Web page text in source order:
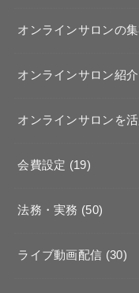
オンラインサロンの
オンラインサロン紹介
オンラインサロンを
会費設定 (19)
法務・実務 (50)
ライブ動画配信 (30)